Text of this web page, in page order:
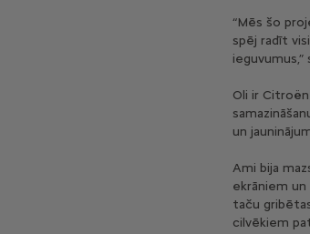
“Mēs šo
spēj radīt
Oli ir
un
Ami bija
ekrāniem
taču
cilvēkiem